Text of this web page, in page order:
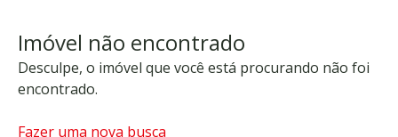
Imóvel não encontrado
Desculpe, o imóvel que você está procurando não foi
encontrado.
Fazer uma nova busca